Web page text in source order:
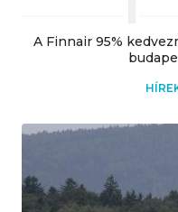
A Finnair 95%